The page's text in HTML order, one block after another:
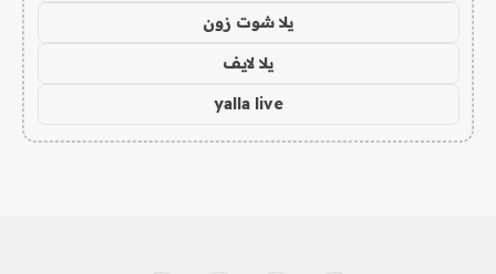
يلا شوت زون
يلا لايف
yalla live